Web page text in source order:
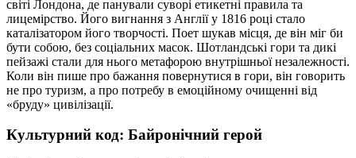
світі Лондона, де панували суворі етикетні правила та
лицемірство. Його вигнання з Англії у 1816 році стало
каталізатором його творчості. Поет шукав місця, де він міг би
бути собою, без соціальних масок. Шотландські гори та дикі
пейзажі стали для нього метафорою внутрішньої незалежності.
Коли він пише про бажання повернутися в гори, він говорить
не про туризм, а про потребу в емоційному очищенні від
«бруду» цивілізації.
Культурний код: Байронічний герой